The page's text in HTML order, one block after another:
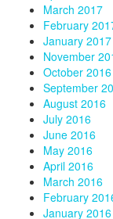
March 2017
February
January 2017
November
October 2016
September
August 2016
July 2016
June 2016
May 2016
April 2016
March 2016
February
January 2016